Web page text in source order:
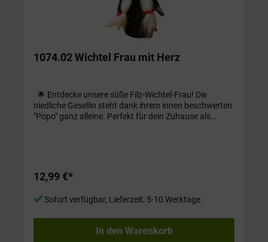
1074.02 Wichtel Frau mit Herz
🌟 Entdecke unsere süße Filz-Wichtel-Frau! Die
niedliche Gesellin steht dank ihrem innen beschwerten
"Popo" ganz alleine. Perfekt für dein Zuhause als
12,99 €*
Sofort verfügbar, Lieferzeit: 5-10 Werktage
In den Warenkorb